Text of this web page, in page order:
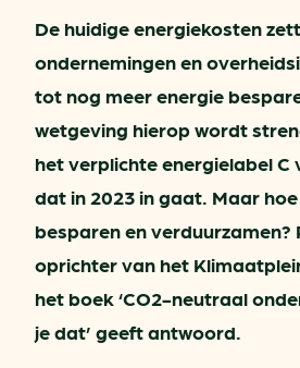
De huidige energiekosten
ondernemingen en
tot nog meer energie
wetgeving hierop wordt
het verplichte energielabel C
dat in 2023 in gaat. Maar
besparen en verduurzamen?
oprichter van het
het boek ‘CO2-neutraal
je dat’ geeft antwoord.